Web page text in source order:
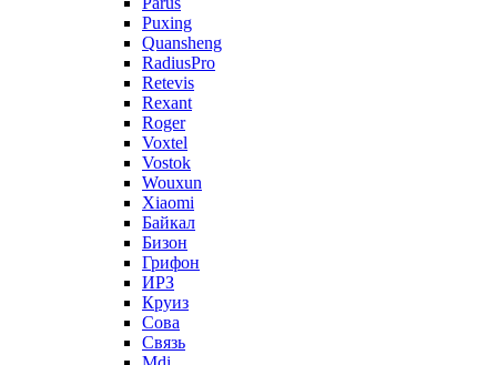
Puxing
Quansheng
RadiusPro
Retevis
Rexant
Roger
Voxtel
Vostok
Wouxun
Xiaomi
Байкал
Бизон
Грифон
ИРЗ
Круиз
Сова
Связь